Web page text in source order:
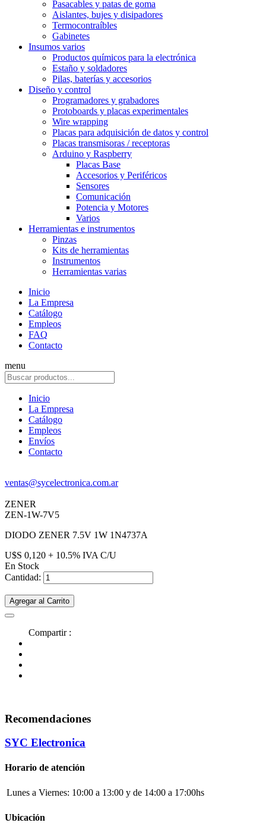
Pasacables y patas de goma
Aislantes, bujes y disipadores
Termocontraíbles
Gabinetes
Insumos varios
Productos químicos para la electrónica
Estaño y soldadores
Pilas, baterías y accesorios
Diseño y control
Programadores y grabadores
Protoboards y placas experimentales
Wire wrapping
Placas para adquisición de datos y control
Placas transmisoras / receptoras
Arduino y Raspberry
Placas Base
Accesorios y Periféricos
Sensores
Comunicación
Potencia y Motores
Varios
Herramientas e instrumentos
Pinzas
Kits de herramientas
Instrumentos
Herramientas varias
Inicio
La Empresa
Catálogo
Empleos
FAQ
Contacto
menu
Inicio
La Empresa
Catálogo
Empleos
Envíos
Contacto
ventas@sycelectronica.com.ar
ZENER
ZEN-1W-7V5
DIODO ZENER 7.5V 1W 1N4737A
U$S 0,120 + 10.5% IVA C/U
En Stock
Cantidad:
Agregar al Carrito
Compartir :
Recomendaciones
SYC Electronica
Horario de atención
Lunes a Viernes: 10:00 a 13:00 y de 14:00 a 17:00hs
Ubicación